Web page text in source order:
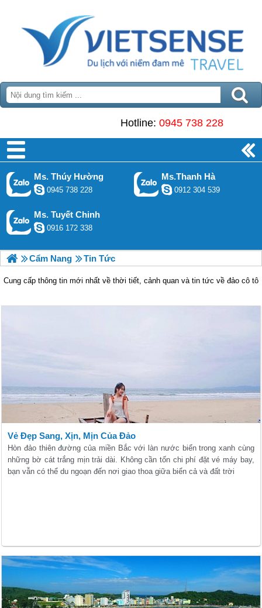
Hotline: 0945 738 228
Ms. Thúy Hường
0945 738 228
Ms.Thanh Hà
0912 304 539
Ms. Tuyết Chinh
0916 172 338
Cẩm Nang Tin Tức
Cung cấp thông tin mới nhất về thời tiết, cảnh quan và tin tức về đảo cô tô
Vẻ Đẹp Sang, Xịn, Mịn Của Đảo
Hòn đảo thiên đường của miền Bắc với làn nước biển trong xanh cùng
những bờ cát trắng mịn trải dài. Không cần tốn chi phí đặt vé máy bay,
bạn vẫn có thể du ngoạn đến nơi giao thoa giữa biển cả và đất trời